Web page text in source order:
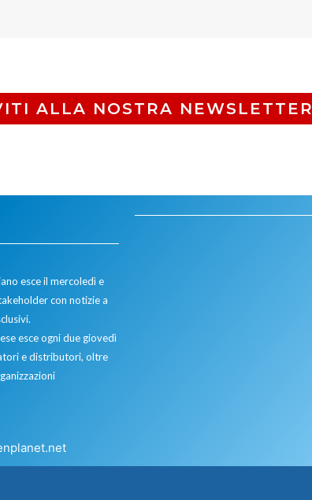
ALLA NOSTRA NEWSLETTER
esce il mercoledì e
con notizie a
esce ogni due giovedì
e distributori, oltre